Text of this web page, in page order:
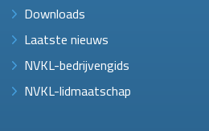
Downloads
Laatste nieuws
NVKL-bedrijvengids
NVKL-lidmaatschap